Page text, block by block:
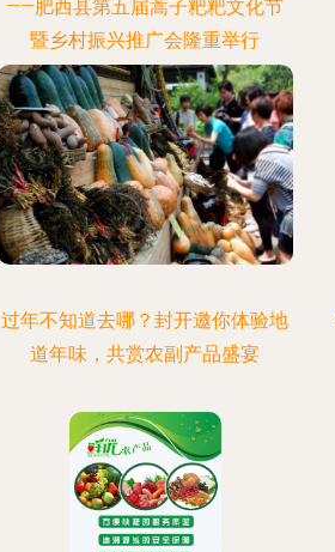
——肥西县第五届蒿子粑粑文化节
暨乡村振兴推广会隆重举行
过年不知道去哪？封开邀你体验地
道年味，共赏农副产品盛宴